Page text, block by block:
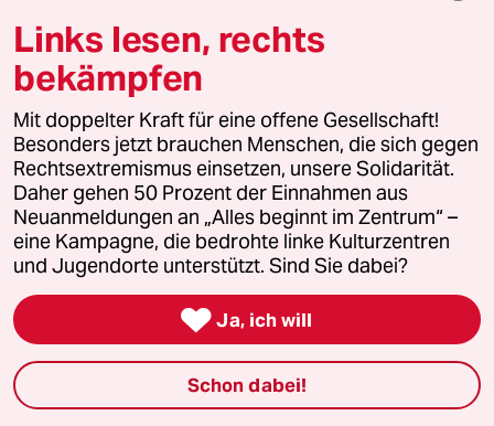
Warum wollen nicht alle Leute dem Duginschen
Eurasien beitreten oder dem Maududi-
Bagdadi-Kalifat?
Was ist es menschlich?
Der andere Aspekt ist der des
antiamerikanischen Neids weswegen Teile der
Linken und Nichtlinke zusammenfinden und
auch eine Niederlage der UkrainerInnen
wünschen: aus Missgunst, weil "ihr
Gegensystem" nicht so erfolgreich ist, wie das
Nur eine sehr kleine Zahl von Menschen wollen
was ganz anderes: transnationale,
Links lesen, rechts
bekämpfen
Mit doppelter Kraft für eine offene Gesellschaft!
Besonders jetzt brauchen Menschen, die sich gegen
Rechtsextremismus einsetzen, unsere Solidarität.
Daher gehen 50 Prozent der Einnahmen aus
Neuanmeldungen an „Alles beginnt im Zentrum“ –
eine Kampagne, die bedrohte linke Kulturzentren
und Jugendorte unterstützt. Sind Sie dabei?
 Ja, ich will
Schon dabei!